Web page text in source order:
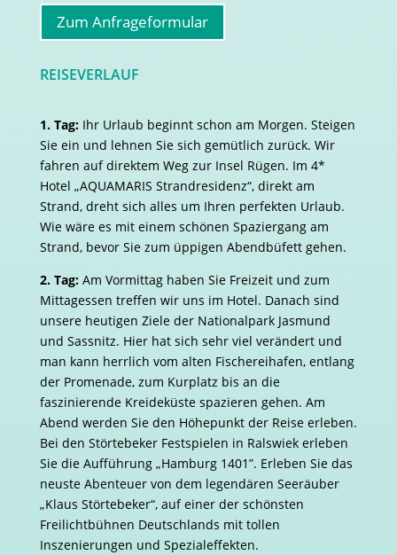
Zum Anfrageformular
REISEVERLAUF
1. Tag:Ihr Urlaub beginnt schon am Morgen. Steigen
Sie ein und lehnen Sie sich gemütlich zurück. Wir
fahren auf direktem Weg zur Insel Rügen. Im 4*
Hotel „AQUAMARIS Strandresidenz“, direkt am
Strand, dreht sich alles um Ihren perfekten Urlaub.
Wie wäre es mit einem schönen Spaziergang am
Strand, bevor Sie zum üppigen Abendbüfett gehen.
2. Tag:Am Vormittag haben Sie Freizeit und zum
Mittagessen treffen wir uns im Hotel. Danach sind
unsere heutigen Ziele der Nationalpark Jasmund
und Sassnitz. Hier hat sich sehr viel verändert und
man kann herrlich vom alten Fischereihafen, entlang
der Promenade, zum Kurplatz bis an die
faszinierende Kreideküste spazieren gehen. Am
Abend werden Sie den Höhepunkt der Reise erleben.
Bei den Störtebeker Festspielen in Ralswiek erleben
Sie die Aufführung „Hamburg 1401”. Erleben Sie das
neuste Abenteuer von dem legendären Seeräuber
„Klaus Störtebeker“, auf einer der schönsten
Freilichtbühnen Deutschlands mit tollen
Inszenierungen und Spezialeffekten.